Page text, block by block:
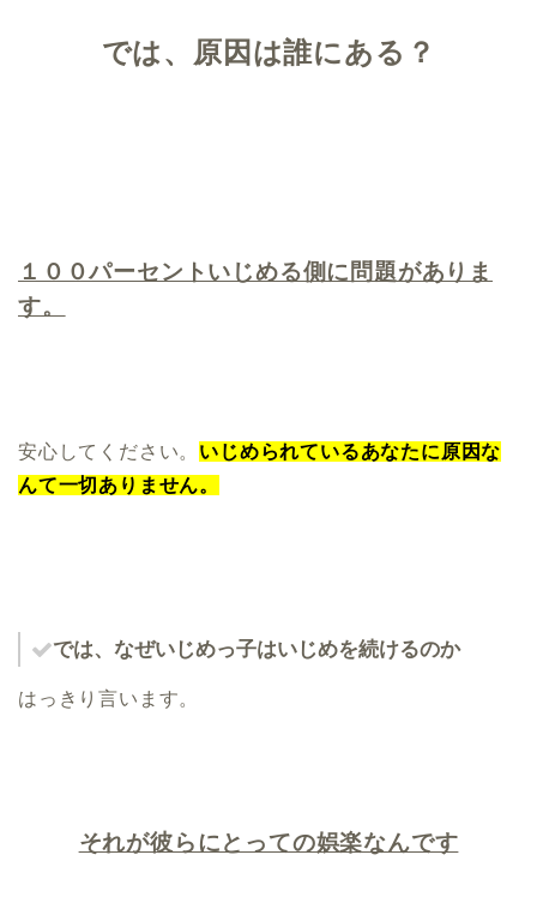
では、原因は誰にある？
１００パーセントいじめる側に問題がありま
す。
安心してください。 いじめられているあなたに原因な
んて一切ありません。
では、なぜいじめっ子はいじめを続けるのか
はっきり言います。
それが彼らにとっての娯楽なんです